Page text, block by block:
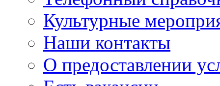
Культурные
Наши контакты
О предоставлении